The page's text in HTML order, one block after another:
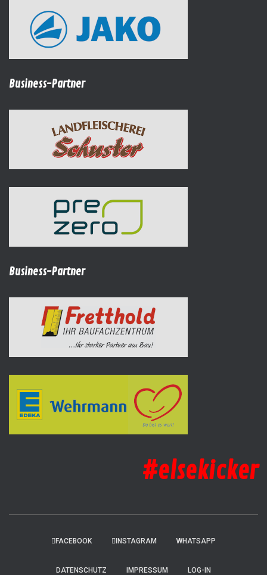
Business-Partner
Business-Partner
#elsekicker
FACEBOOK INSTAGRAM WHATSAPP
DATENSCHUTZ IMPRESSUM LOG-IN